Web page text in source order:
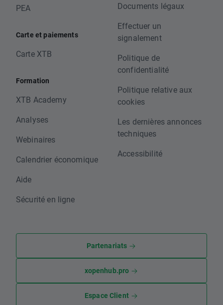
PEA
Carte et paiements
Carte XTB
Formation
XTB Academy
Analyses
Webinaires
Calendrier économique
Aide
Sécurité en ligne
Documents légaux
Effectuer un
signalement
Politique de
confidentialité
Politique relative aux
cookies
Les dernières annonces
techniques
Accessibilité
Partenariats
xopenhub.pro
Espace Client